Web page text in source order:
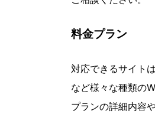
料金プラン
対応できるサイト
など様々な種類の
プランの詳細内容